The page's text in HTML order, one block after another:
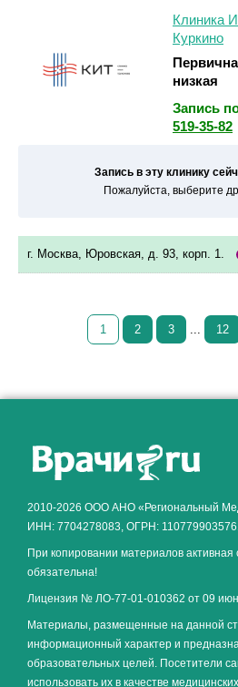
Клиника
Куркино
низкая
Запись
519-35-82
Запись в эту клинику
Пожалуйста, выберите
г. Москва, Юровская, д. 93, корп. 1.
1 2 3 ... 12
2010-2026 ООО АНО «Региональный
ИНН: 7704278083, ОГРН:
При копировании материалов активная
обязательна!
Лицензия № ЛО-77-01-010362 от 09
Материалы, размещенные на данной
информационный характер и
образовательных целей. Посетители
использовать их в качестве